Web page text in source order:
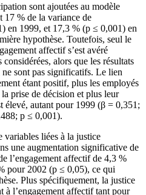
sont ajoutées au modèle
17 % de la variance de
en 1999, et 17,3 % (p ≤ 0,001) en
hypothèse. Toutefois, seul le
affectif s’est avéré
alors que les résultats
sont pas significatifs. Le lien
étant positif, plus les employés
prise de décision et plus leur
élevé, autant pour 1999 (β = 0,351;
p ≤ 0,001).
liées à la justice
une augmentation significative de
l’engagement affectif de 4,3 %
pour 2002 (p ≤ 0,05), ce qui
Plus spécifiquement, la justice
à l’engagement affectif tant pour